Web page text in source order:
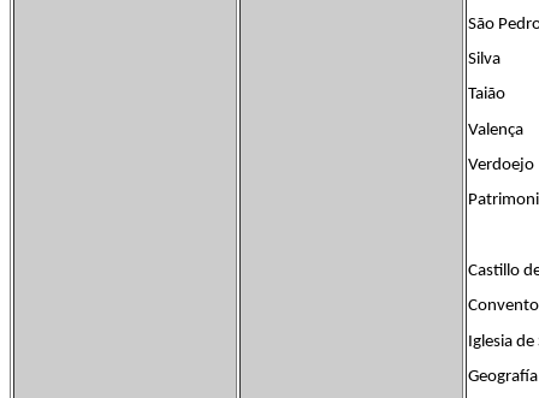
São
Silva
Taião
Valença
Verdoejo
Castillo
Iglesia